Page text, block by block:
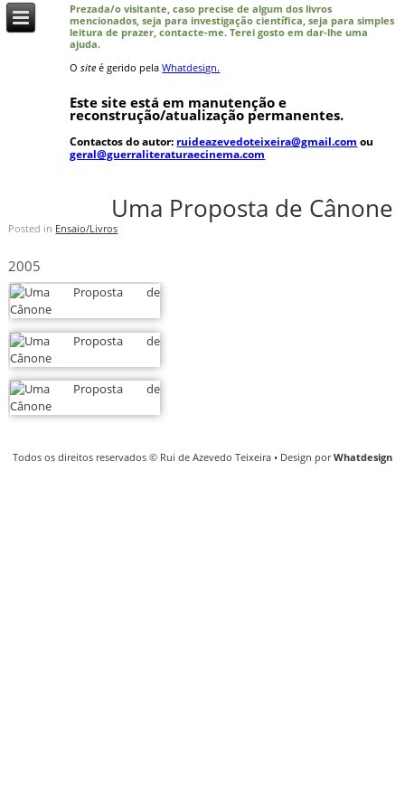
Prezada/o visitante, caso precise de algum dos livros
mencionados, seja para investigação científica, seja para simples
leitura de prazer, contacte-me. Terei gosto em dar-lhe uma
ajuda.
Osite é gerido pela Whatdesign.
Este site está em manutenção e
reconstrução/atualização permanentes.
Contactos do autor: ruideazevedoteixeira@gmail.com ou
geral@guerraliteraturaecinema.com
Uma Proposta de Cânone
Posted in Ensaio/Livros
2005
Todos os direitos reservados © Rui de Azevedo Teixeira • Design porWhatdesign